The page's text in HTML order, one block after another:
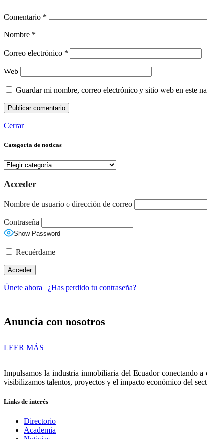
Comentario *
Nombre *
Correo electrónico *
Web
Guardar mi nombre, correo electrónico y sitio web en este
Cerrar
Categoría de noticas
Categoría
noticas
Acceder
Nombre de usuario o dirección de correo
Contraseña
Show Password
Recuérdame
Únete ahora | ¿Has perdido tu contraseña?
Anuncia con nosotros
LEER MÁS
Impulsamos la industria inmobiliaria del Ecuador conectando
visibilizamos talentos, proyectos y el impacto económico del
Links de interés
Directorio
Academia